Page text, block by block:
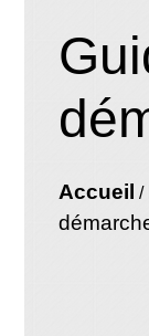
Accueil /